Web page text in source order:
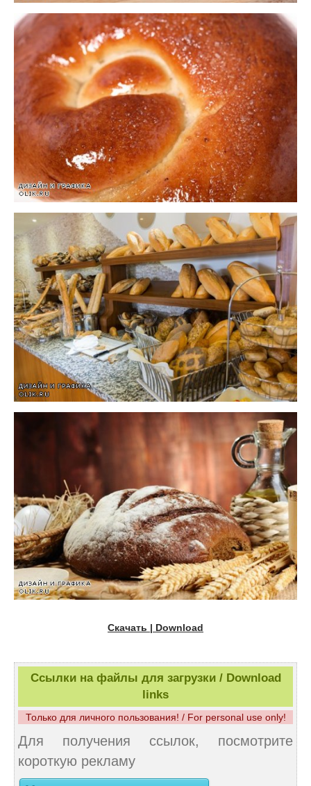
Скачать | Download
Ссылки на файлы для загрузки / Download
links
Только для личного пользования! / For personal use only!
Для получения ссылок, посмотрите
короткую рекламу